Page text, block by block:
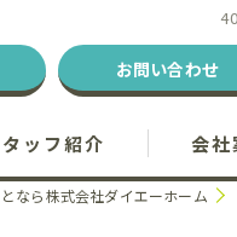
お問い合わせ
ッフ紹介 会社
なら株式会社ダイエーホーム